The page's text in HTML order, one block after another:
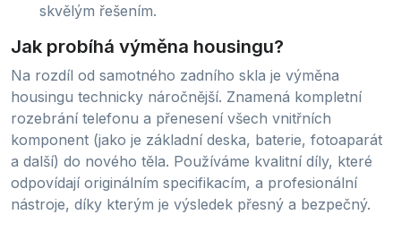
skvělým řešením.
Jak probíhá výměna housingu?
Na rozdíl od samotného zadního skla je výměna
housingu technicky náročnější. Znamená kompletní
rozebrání telefonu a přenesení všech vnitřních
komponent (jako je základní deska, baterie, fotoaparát
a další) do nového těla. Používáme kvalitní díly, které
odpovídají originálním specifikacím, a profesionální
nástroje, díky kterým je výsledek přesný a bezpečný.